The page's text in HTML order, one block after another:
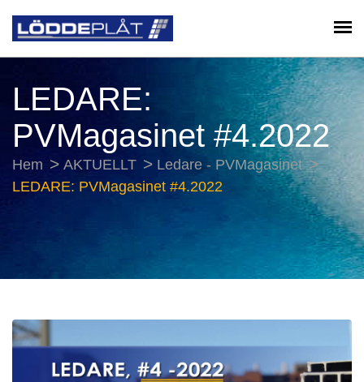
LEDARE:
PVMagasinet #4.2022
Hem AKTUELLT
Ledare - PVMagasinet
LEDARE: PVMagasinet #4.2022